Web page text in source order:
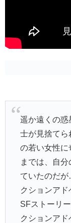
遥か遠くの惑
士が見捨てら
の若い女性に
までは、自
ていたのだ
クションア
SFストーリ
クションアド